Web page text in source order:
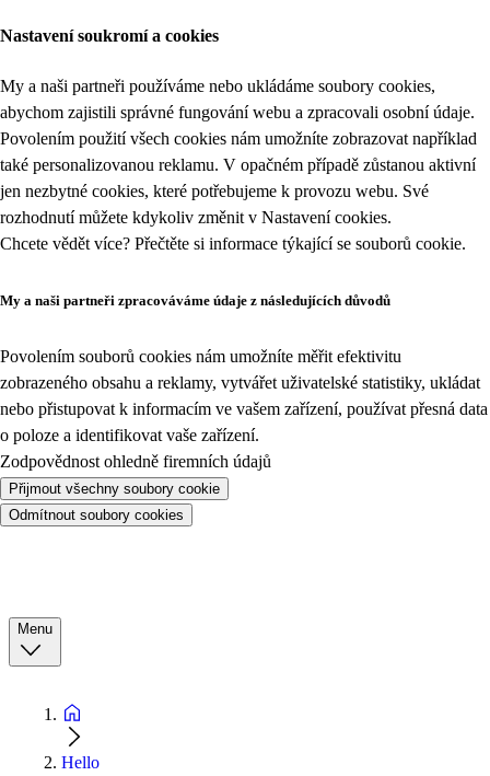
Nastavení soukromí a cookies
My a naši partneři používáme nebo ukládáme soubory cookies,
abychom zajistili správné fungování webu a zpracovali osobní údaje.
Povolením použití všech cookies nám umožníte zobrazovat například
také personalizovanou reklamu. V opačném případě zůstanou aktivní
jen nezbytné cookies, které potřebujeme k provozu webu. Své
rozhodnutí můžete kdykoliv změnit v Nastavení cookies.
Chcete vědět více? Přečtěte si informace týkající se souborů cookie.
My a naši partneři zpracováváme údaje z následujících důvodů
Povolením souborů cookies nám umožníte měřit efektivitu
zobrazeného obsahu a reklamy, vytvářet uživatelské statistiky, ukládat
nebo přistupovat k informacím ve vašem zařízení, používat přesná data
o poloze a identifikovat vaše zařízení.
Zodpovědnost ohledně firemních údajů
Přijmout všechny soubory cookie
Odmítnout soubory cookies
Menu
Hello